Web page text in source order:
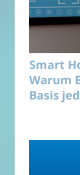
Smart
Warum
Basis